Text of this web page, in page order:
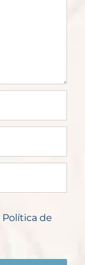
Política de